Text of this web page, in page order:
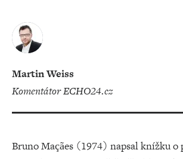
Martin Weiss
komentátor ECHO24.cz
Bruno Maçães (1974) napsal knížku o